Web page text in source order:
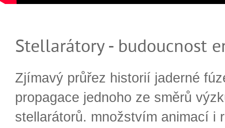
Stellarátory - budoucnost
Zjímavý průřez historií jaderné
propagace jednoho ze směrů
stellarátorů. množstvím animací i